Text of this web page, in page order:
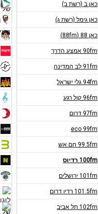
כאן ב (רשת ב)
כאן גימל (רשת ג)
כאן 88 (88fm)
90fm אמצע הדרך
91fm לב המדינה
94fm גלי ישראל
96fm קול רגע
97fm דרום
eco 99fm
99.5fm חם אש
100fm רדיוס
101fm ירושלים
101.5fm רדיו דרום
102fm תל אביב